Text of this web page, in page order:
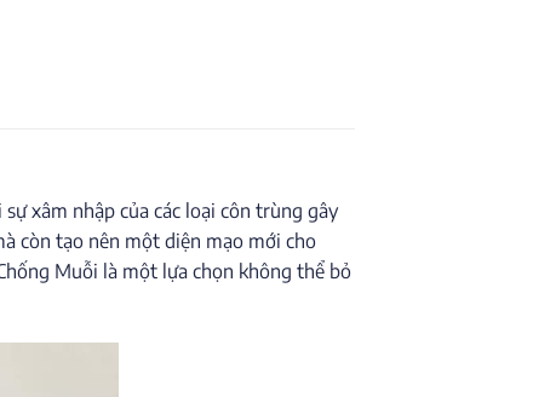
xâm nhập của các loại côn trùng gây
còn tạo nên một diện mạo mới cho
Muỗi là một lựa chọn không thể bỏ